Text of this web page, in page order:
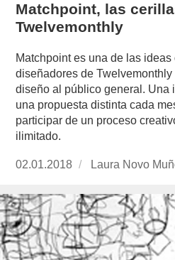
Matchpoint, las
Twelvemonthly
Matchpoint es una de las
diseñadores de Twelvemonthly
diseño al público general. Una
una propuesta distinta cada
participar de un proceso
ilimitado.
Publicado
02.01.2018
https://
munoz/
Laura Novo